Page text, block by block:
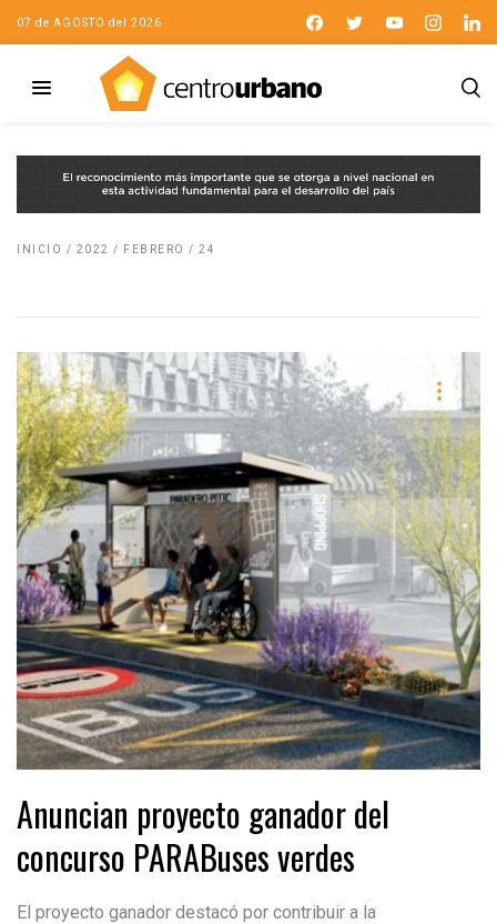
07 de AGOSTO del 2026
INICIO / 2022 / FEBRERO / 24
Anuncian proyecto ganador del
concurso PARABuses verdes
El proyecto ganador destacó por contribuir a la